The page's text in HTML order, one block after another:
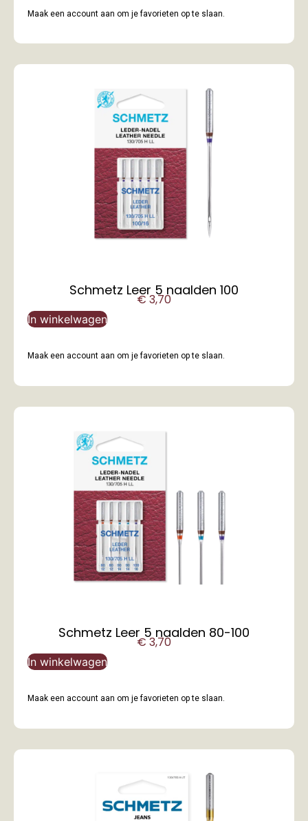
Maak een account aan om je favorieten op te slaan.
Schmetz Leer 5 naalden 100
€3,70
In winkelwagen
Maak een account aan om je favorieten op te slaan.
Schmetz Leer 5 naalden 80-100
€3,70
In winkelwagen
Maak een account aan om je favorieten op te slaan.